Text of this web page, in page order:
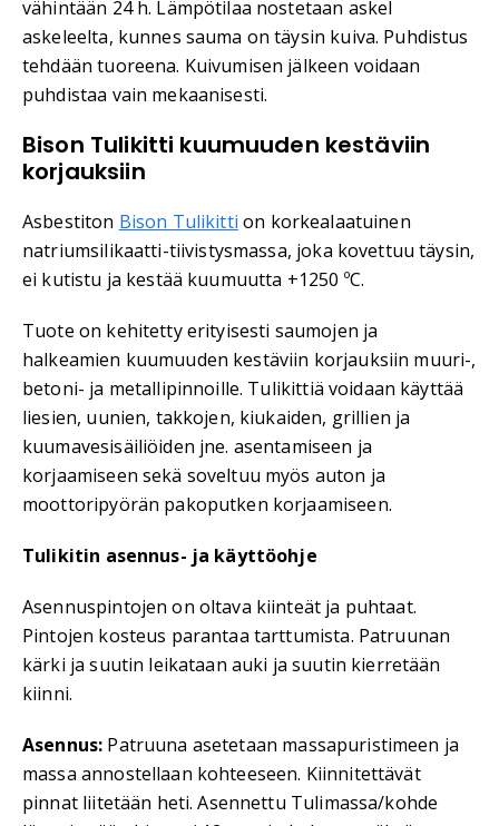
vähintään 24 h. Lämpötilaa nostetaan askel
askeleelta, kunnes sauma on täysin kuiva. Puhdistus
tehdään tuoreena. Kuivumisen jälkeen voidaan
puhdistaa vain mekaanisesti.
Bison Tulikitti kuumuuden kestäviin
korjauksiin
Asbestiton Bison Tulikitti on korkealaatuinen
natriumsilikaatti-tiivistysmassa, joka kovettuu täysin,
ei kutistu ja kestää kuumuutta +1250 ºC.
Tuote on kehitetty erityisesti saumojen ja
halkeamien kuumuuden kestäviin korjauksiin muuri-,
betoni- ja metallipinnoille. Tulikittiä voidaan käyttää
liesien, uunien, takkojen, kiukaiden, grillien ja
kuumavesisäiliöiden jne. asentamiseen ja
korjaamiseen sekä soveltuu myös auton ja
moottoripyörän pakoputken korjaamiseen.
Tulikitin asennus- ja käyttöohje
Asennuspintojen on oltava kiinteät ja puhtaat.
Pintojen kosteus parantaa tarttumista. Patruunan
kärki ja suutin leikataan auki ja suutin kierretään
kiinni.
Asennus: Patruuna asetetaan massapuristimeen ja
massa annostellaan kohteeseen. Kiinnitettävät
pinnat liitetään heti. Asennettu Tulimassa/kohde